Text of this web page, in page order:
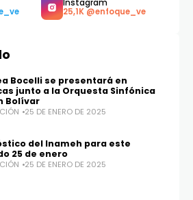
Bocelli se presentará en
junto a la Orquesta Sinfónica
Bolívar
25 DE ENERO DE 2025
del Inameh para este
25 de enero
25 DE ENERO DE 2025